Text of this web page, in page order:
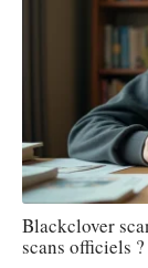
Blackclover
scans officiels ?